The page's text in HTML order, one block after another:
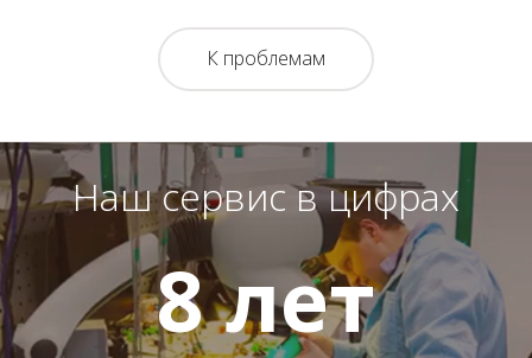
К проблемам
Наш сервис в цифрах
8лет